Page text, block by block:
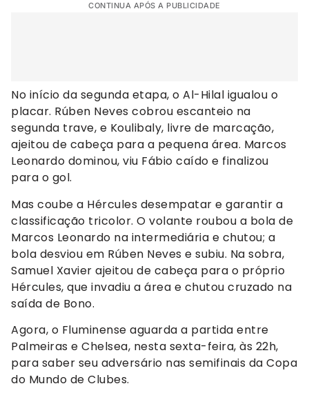
CONTINUA APÓS A PUBLICIDADE
No início da segunda etapa, o Al-Hilal igualou o
placar. Rúben Neves cobrou escanteio na
segunda trave, e Koulibaly, livre de marcação,
ajeitou de cabeça para a pequena área. Marcos
Leonardo dominou, viu Fábio caído e finalizou
para o gol.
Mas coube a Hércules desempatar e garantir a
classificação tricolor. O volante roubou a bola de
Marcos Leonardo na intermediária e chutou; a
bola desviou em Rúben Neves e subiu. Na sobra,
Samuel Xavier ajeitou de cabeça para o próprio
Hércules, que invadiu a área e chutou cruzado na
saída de Bono.
Agora, o Fluminense aguarda a partida entre
Palmeiras e Chelsea, nesta sexta-feira, às 22h,
para saber seu adversário nas semifinais da Copa
do Mundo de Clubes.